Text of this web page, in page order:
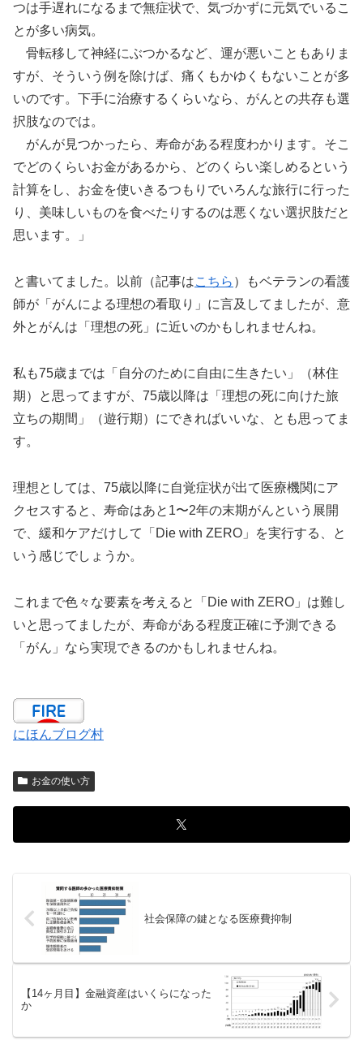
つは手遅れになるまで無症状で、気づかずに元気でいるこ
とが多い病気。
骨転移して神経にぶつかるなど、運が悪いこともありま
すが、そういう例を除けば、痛くもかゆくもないことが多
いのです。下手に治療するくらいなら、がんとの共存も選
択肢なのでは。
がんが見つかったら、寿命がある程度わかります。そこ
でどのくらいお金があるから、どのくらい楽しめるという
計算をし、お金を使いきるつもりでいろんな旅行に行った
り、美味しいものを食べたりするのは悪くない選択肢だと
思います。」
と書いてました。以前（記事はこちら ）もベテランの看護
師が「がんによる理想の看取り」に言及してましたが、意
外とがんは「理想の死」に近いのかもしれませんね。
私も75歳までは「自分のために自由に生きたい」（林住
期）と思ってますが、75歳以降は「理想の死に向けた旅
立ちの期間」（遊行期）にできればいいな、とも思ってま
す。
理想としては、75歳以降に自覚症状が出て医療機関にア
クセスすると、寿命はあと1〜2年の末期がんという展開
で、緩和ケアだけして「Die with ZERO」を実行する、と
いう感じでしょうか。
これまで色々な要素を考えると「Die with ZERO」は難し
いと思ってましたが、寿命がある程度正確に予測できる
「がん」なら実現できるのかもしれませんね。
にほんブログ村
お金の使い方
社会保障の鍵となる医療費抑制
【14ヶ月目】金融資産はいくらになった
か